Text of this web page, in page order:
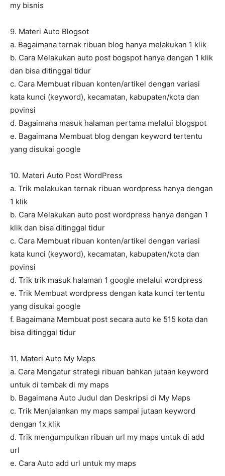
my bisnis
9. Materi Auto Blogsot
a. Bagaimana ternak ribuan blog hanya melakukan 1 klik
b. Cara Melakukan auto post bogspot hanya dengan 1 klik
dan bisa ditinggal tidur
c. Cara Membuat ribuan konten/artikel dengan variasi
kata kunci (keyword), kecamatan, kabupaten/kota dan
povinsi
d. Bagaimana masuk halaman pertama melalui blogspot
e. Bagaimana Membuat blog dengan keyword tertentu
yang disukai google
10. Materi Auto Post WordPress
a. Trik melakukan ternak ribuan wordpress hanya dengan
1 klik
b. Cara Melakukan auto post wordpress hanya dengan 1
klik dan bisa ditinggal tidur
c. Cara Membuat ribuan konten/artikel dengan variasi
kata kunci (keyword), kecamatan, kabupaten/kota dan
povinsi
d. Trik trik masuk halaman 1 google melalui wordpress
e. Trik Membuat wordpress dengan kata kunci tertentu
yang disukai google
f. Bagaimana Membuat post secara auto ke 515 kota dan
bisa ditinggal tidur
11. Materi Auto My Maps
a. Cara Mengatur strategi ribuan bahkan jutaan keyword
untuk di tembak di my maps
b. Bagaimana Auto Judul dan Deskripsi di My Maps
c. Trik Menjalankan my maps sampai jutaan keyword
dengan 1x klik
d. Trik mengumpulkan ribuan url my maps untuk di add
url
e. Cara Auto add url untuk my maps